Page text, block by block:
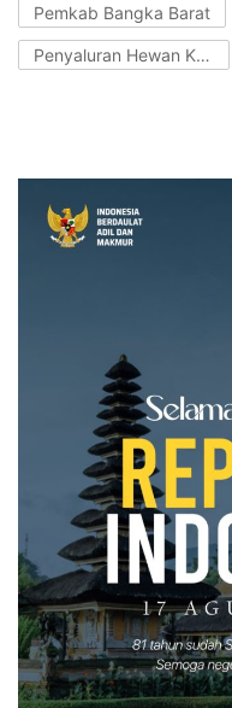
Pemkab Bangka Barat
Penyaluran Hewan Kurban